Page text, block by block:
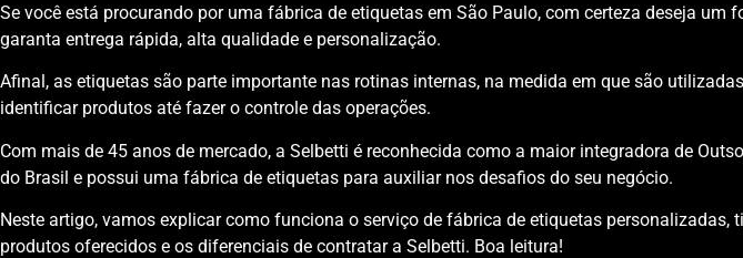
Se você está procurando por uma fábrica de etiquetas em São Paulo, com certeza deseja um
garanta entrega rápida, alta qualidade e personalização.
Afinal, as etiquetas são parte importante nas rotinas internas, na medida em que são
identificar produtos até fazer o controle das operações.
Com mais de 45 anos de mercado, a Selbetti é reconhecida como a maior integradora de
do Brasil e possui uma fábrica de etiquetas para auxiliar nos desafios do seu negócio.
Neste artigo, vamos explicar como funciona o serviço de fábrica de etiquetas personalizadas,
produtos oferecidos e os diferenciais de contratar a Selbetti. Boa leitura!